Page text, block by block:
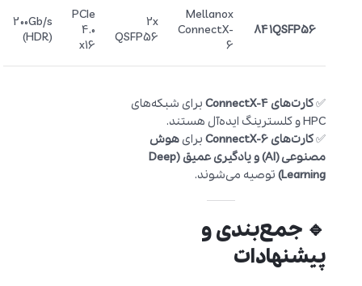
841QSFP56
Mellanox
ConnectX-
6
2x
QSFP56
PCIe
4.0
x16
200Gb/s
(HDR)
✅کارت‌های ConnectX-4
برای شبکه‌های
HPC و کلسترینگ ایده‌آل هستند.
✅کارت‌های ConnectX-6 برای هوش
مصنوعی (AI) و یادگیری عمیق (Deep
Learning) توصیه می‌شوند.
🔹 جمع‌بندی و
پیشنهادات